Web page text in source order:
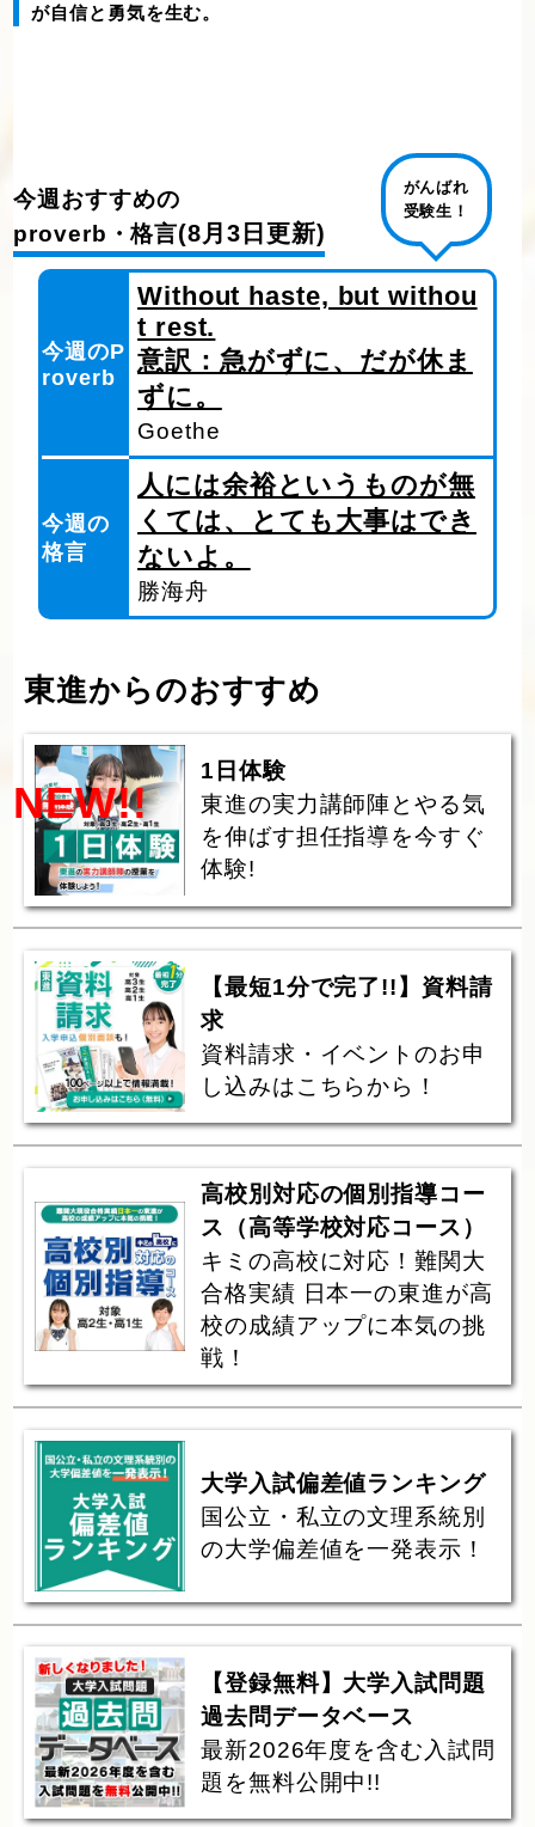
が自信と勇気を生む。
NEW!!
今週おすすめの
proverb・格言(8月3日更新)
がんばれ
受験生！
今週のP
roverb
Without haste, but withou
t rest.
意訳：急がずに、だが休ま
ずに。
Goethe
今週の
格言
人には余裕というものが無
くては、とても大事はでき
ないよ。
勝海舟
東進からのおすすめ
1日体験
東進の実力講師陣とやる気
を伸ばす担任指導を今すぐ
体験!
【最短1分で完了!!】資料請
求
資料請求・イベントのお申
し込みはこちらから！
高校別対応の個別指導コー
ス（高等学校対応コース）
キミの高校に対応！難関大
合格実績 日本一の東進が高
校の成績アップに本気の挑
戦！
大学入試偏差値ランキング
国公立・私立の文理系統別
の大学偏差値を一発表示！
【登録無料】大学入試問題
過去問データベース
最新2026年度を含む入試問
題を無料公開中!!